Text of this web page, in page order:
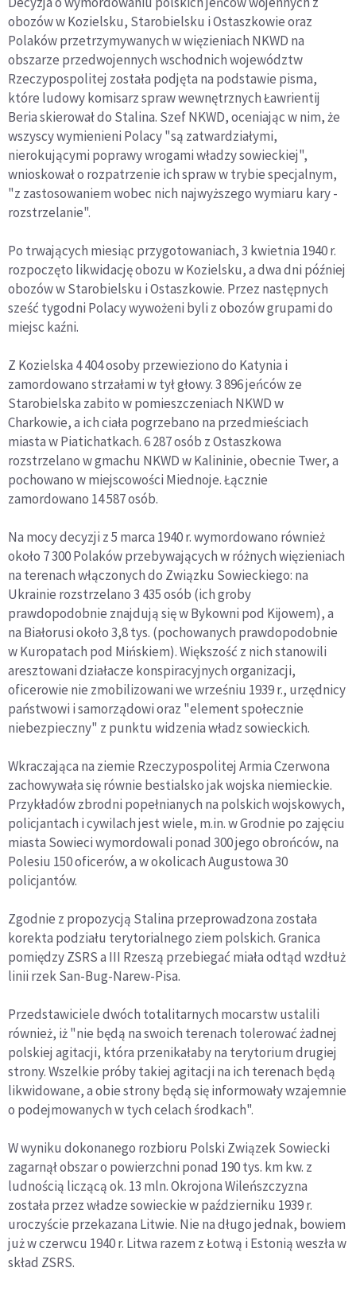
obozów w Kozielsku, Starobielsku i Ostaszkowie oraz
Polaków przetrzymywanych w więzieniach NKWD na
obszarze przedwojennych wschodnich województw
Rzeczypospolitej została podjęta na podstawie pisma,
które ludowy komisarz spraw wewnętrznych Ławrientij
Beria skierował do Stalina. Szef NKWD, oceniając w nim, że
wszyscy wymienieni Polacy "są zatwardziałymi,
nierokującymi poprawy wrogami władzy sowieckiej",
wnioskował o rozpatrzenie ich spraw w trybie specjalnym,
"z zastosowaniem wobec nich najwyższego wymiaru kary -
rozstrzelanie".
Po trwających miesiąc przygotowaniach, 3 kwietnia 1940 r.
rozpoczęto likwidację obozu w Kozielsku, a dwa dni później
obozów w Starobielsku i Ostaszkowie. Przez następnych
sześć tygodni Polacy wywożeni byli z obozów grupami do
miejsc kaźni.
Z Kozielska 4 404 osoby przewieziono do Katynia i
zamordowano strzałami w tył głowy. 3 896 jeńców ze
Starobielska zabito w pomieszczeniach NKWD w
Charkowie, a ich ciała pogrzebano na przedmieściach
miasta w Piatichatkach. 6 287 osób z Ostaszkowa
rozstrzelano w gmachu NKWD w Kalininie, obecnie Twer, a
pochowano w miejscowości Miednoje. Łącznie
zamordowano 14 587 osób.
Na mocy decyzji z 5 marca 1940 r. wymordowano również
około 7 300 Polaków przebywających w różnych więzieniach
na terenach włączonych do Związku Sowieckiego: na
Ukrainie rozstrzelano 3 435 osób (ich groby
prawdopodobnie znajdują się w Bykowni pod Kijowem), a
na Białorusi około 3,8 tys. (pochowanych prawdopodobnie
w Kuropatach pod Mińskiem). Większość z nich stanowili
aresztowani działacze konspiracyjnych organizacji,
oficerowie nie zmobilizowani we wrześniu 1939 r., urzędnicy
państwowi i samorządowi oraz "element społecznie
niebezpieczny" z punktu widzenia władz sowieckich.
Wkraczająca na ziemie Rzeczypospolitej Armia Czerwona
zachowywała się równie bestialsko jak wojska niemieckie.
Przykładów zbrodni popełnianych na polskich wojskowych,
policjantach i cywilach jest wiele, m.in. w Grodnie po zajęciu
miasta Sowieci wymordowali ponad 300 jego obrońców, na
Polesiu 150 oficerów, a w okolicach Augustowa 30
policjantów.
Zgodnie z propozycją Stalina przeprowadzona została
korekta podziału terytorialnego ziem polskich. Granica
pomiędzy ZSRS a III Rzeszą przebiegać miała odtąd wzdłuż
linii rzek San-Bug-Narew-Pisa.
Przedstawiciele dwóch totalitarnych mocarstw ustalili
również, iż "nie będą na swoich terenach tolerować żadnej
polskiej agitacji, która przenikałaby na terytorium drugiej
strony. Wszelkie próby takiej agitacji na ich terenach będą
likwidowane, a obie strony będą się informowały wzajemnie
o podejmowanych w tych celach środkach".
W wyniku dokonanego rozbioru Polski Związek Sowiecki
zagarnął obszar o powierzchni ponad 190 tys. km kw. z
ludnością liczącą ok. 13 mln. Okrojona Wileńszczyzna
została przez władze sowieckie w październiku 1939 r.
uroczyście przekazana Litwie. Nie na długo jednak, bowiem
już w czerwcu 1940 r. Litwa razem z Łotwą i Estonią weszła w
skład ZSRS.